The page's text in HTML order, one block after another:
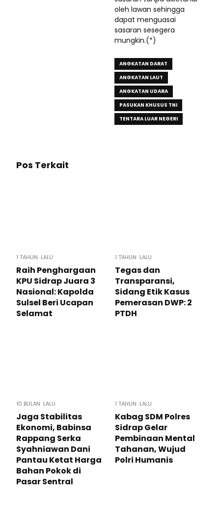
oleh lawan sehingga
dapat menguasai
sasaran sesegera
mungkin.(*)
ANGKATAN DARAT
ANGKATAN LAUT
ANGKATAN UDARA
PASUKAN KHUSUS TNI
TENTARA LUAR NEGERI
Pos Terkait
1 TAHUN LALU
Raih Penghargaan
KPU Sidrap Juara 3
Nasional: Kapolda
Sulsel Beri Ucapan
Selamat
1 TAHUN LALU
Tegas dan
Transparansi,
Sidang Etik Kasus
Pemerasan DWP: 2
PTDH
10 BULAN LALU
Jaga Stabilitas
Ekonomi, Babinsa
Rappang Serka
Syahniawan Dani
Pantau Ketat Harga
Bahan Pokok di
Pasar Sentral
1 TAHUN LALU
Kabag SDM Polres
Sidrap Gelar
Pembinaan Mental
Tahanan, Wujud
Polri Humanis